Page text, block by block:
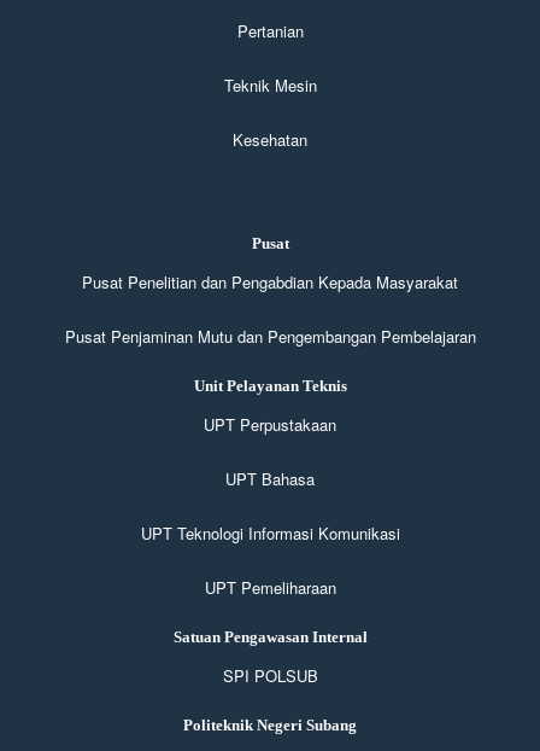
Pertanian
Teknik Mesin
Kesehatan
Pusat
Pusat Penelitian dan Pengabdian Kepada Masyarakat
Pusat Penjaminan Mutu dan Pengembangan Pembelajaran
Unit Pelayanan Teknis
UPT Perpustakaan
UPT Bahasa
UPT Teknologi Informasi Komunikasi
UPT Pemeliharaan
Satuan Pengawasan Internal
SPI POLSUB
Politeknik Negeri Subang